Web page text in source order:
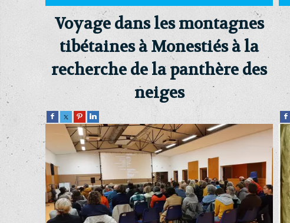
Voyage dans les montagnes
tibétaines à Monestiés à la
recherche de la panthère des
neiges